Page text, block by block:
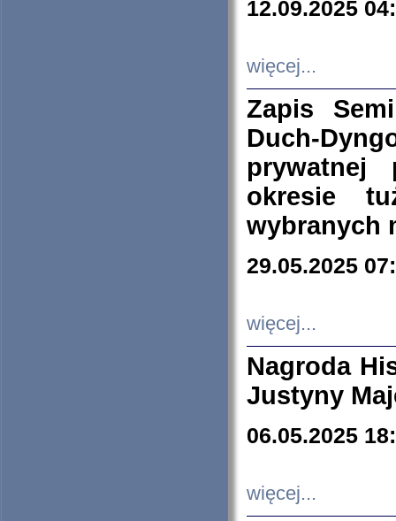
12.09.2025
więcej...
Zapis
Duch-
prywatnej
okresie
wybranych
29.05.2025
więcej...
Nagroda
Justyny
06.05.2025
więcej...